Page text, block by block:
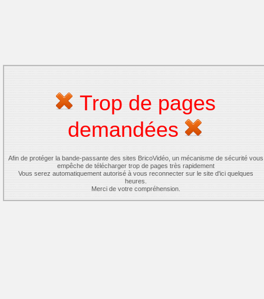
Trop de pages
demandées
Afin de protéger la bande-passante des sites BricoVidéo, un mécanisme de sécurité vous
empêche de télécharger trop de pages très rapidement
Vous serez automatiquement autorisé à vous reconnecter sur le site d'ici quelques
heures.
Merci de votre compréhension.